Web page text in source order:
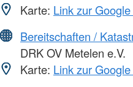
Karte: Link zur
Bereitschaften /
DRK OV Metelen e.V.
Karte: Link zur